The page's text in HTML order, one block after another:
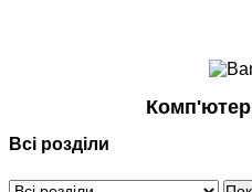
Всі розділи